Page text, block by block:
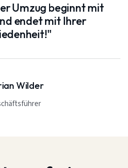
Umzug beginnt mit
endet mit Ihrer
Wilder